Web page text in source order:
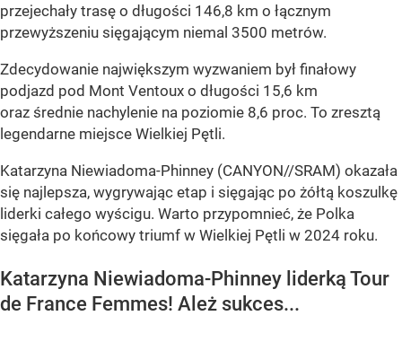
przejechały trasę o długości 146,8 km o łącznym
przewyższeniu sięgającym niemal 3500 metrów.
Zdecydowanie największym wyzwaniem był finałowy
podjazd pod Mont Ventoux o długości 15,6 km
oraz średnie nachylenie na poziomie 8,6 proc. To zresztą
legendarne miejsce Wielkiej Pętli.
Katarzyna Niewiadoma-Phinney (CANYON//SRAM) okazała
się najlepsza, wygrywając etap i sięgając po żółtą koszulkę
liderki całego wyścigu. Warto przypomnieć, że Polka
sięgała po końcowy triumf w Wielkiej Pętli w 2024 roku.
Katarzyna Niewiadoma-Phinney liderką Tour
de France Femmes! Ależ sukces...